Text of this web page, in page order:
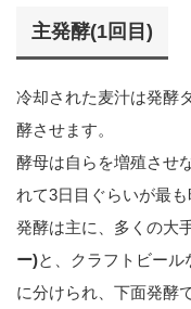
主発酵(1回目)
冷却された麦汁は発酵
酵させます。
酵母は自らを増殖させ
れて3日目ぐらいが最
発酵は主に、多くの大
ー)と、クラフトビール
に分けられ、下面発酵